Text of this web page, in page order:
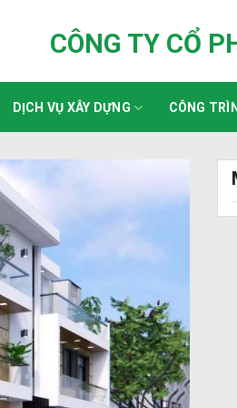
CÔNG TY CỔ
DỊCH VỤ XÂY DỰNG CÔNG